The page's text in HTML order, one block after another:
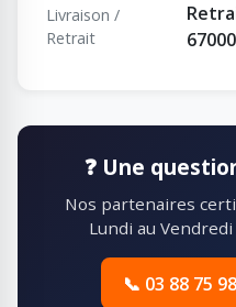
Livraison /
Retrait
❓ Une
Nos partenaires
Lundi au
📞 03 88 75